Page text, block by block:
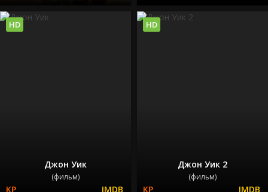
Джон Уик
(фильм)
HD
Джон Уик 2
(фильм)
HD